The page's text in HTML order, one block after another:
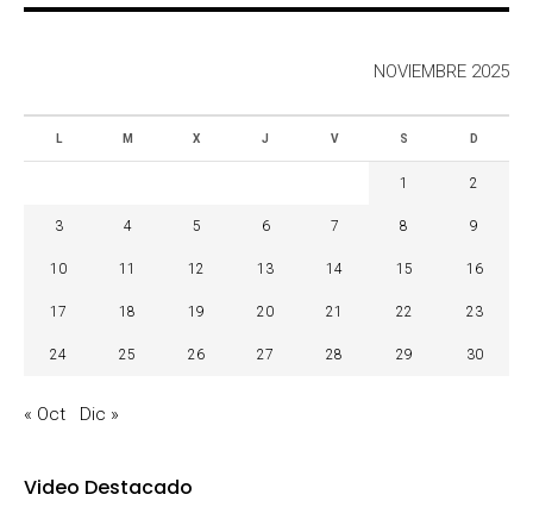
NOVIEMBRE 2025
L M X J V S D
1 2
3 4 5 6 7 8 9
10 11 12 13 14 15 16
17 18 19 20 21 22 23
24 25 26 27 28 29 30
« Oct Dic »
Video Destacado